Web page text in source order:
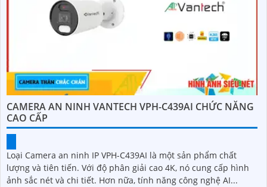
CAMERA AN NINH VANTECH VPH-C439AI CHỨC NĂNG
CAO CẤP
Loại Camera an ninh IP VPH-C439AI là một sản phẩm chất
lượng và tiên tiến. Với độ phân giải cao 4K, nó cung cấp hình
ảnh sắc nét và chi tiết. Hơn nữa, tính năng công nghệ AI...